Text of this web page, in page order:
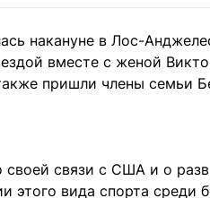
накануне в Лос-
вместе с женой
пришли члены семьи
связи с США и о
этого вида спорта среди